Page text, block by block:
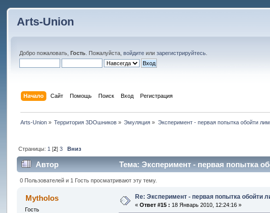
Arts-Union
Добро пожаловать,Гость . Пожалуйста,войдите илизарегистрируйтесь
Начало Сайт Помощь Поиск Вход Регистрация
Arts-Union» Территория 3DOшников » Эмуляция » Эксперимент - первая попытка обойти
Страницы: 1 [2] 3 Вниз
Автор Тема: Эксперимент - первая попытка
0 Пользователей и 1 Гость просматривают эту тему.
Mytholos
Гость
Re: Эксперимент - первая попытка обойти
«Ответ #15 : 18 Январь 2010, 12:24:16 »